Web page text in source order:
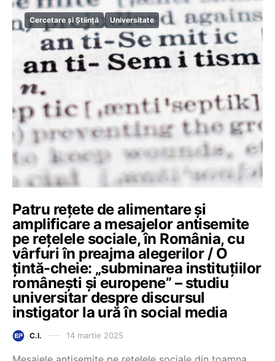
Cercetare și Știință Universitate
Patru rețete de alimentare și
amplificare a mesajelor antisemite
pe rețelele sociale, în România, cu
vârfuri în preajma alegerilor / O
țintă-cheie: „subminarea instituțiilor
românești și europene” – studiu
universitar despre discursul
instigator la ură în social media
C.I. 14 martie 2025